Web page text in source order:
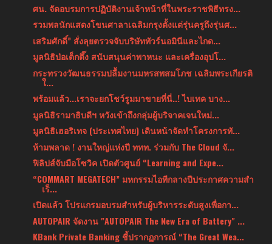
ศน. จัดอบรมการปฏิบัติงานเจ้าหน้าที่ในพระราชพิธีทรง...
รวมพลนักแสดงโขนศาลาเฉลิมกรุงตั้งแต่รุ่นครูถึงรุ่นศ...
เสริมศักดิ์” สั่งลุยตรวจจับบริษัททัวร์นอมินีและไกด...
มูลนิธิป่อเต็กตึ๊ง สนับสนุนค่าพาหนะ และเครื่องอุปโ...
กระทรวงวัฒนธรรมปลื้มงานมหรสพสมโภช เฉลิมพระเกียรติ
ใ...
พร้อมแล้ว...เราจะยกโชว์รูมมาขายที่นี่..! ไบเทค บาง...
มูลนิธิรามาธิบดีฯ หวังเข้าถึงกลุ่มผู้บริจาคเจนใหม่...
มูลนิธิเฮอริเทจ (ประเทศไทย) เดินหน้าจัดทำโครงการทั...
ห้ามพลาด ! งานใหญ่แห่งปี ททท. ร่วมกับ The Cloud จั...
ฟิลิปส์จับมือโซวิค เปิดตัวศูนย์ “Learning and Expe...
“COMMART MEGATECH” มหกรรมไอทีกลางปีประกาศความสำ
เร็...
เปิดแล้ว โปรแกรมอบรมสำหรับผู้บริหารระดับสูงเพื่อกา...
AUTOPAIR จัดงาน "AUTOPAIR The New Era of Battery" ...
KBank Private Banking ชี้ปรากฏการณ์ “The Great Wea...